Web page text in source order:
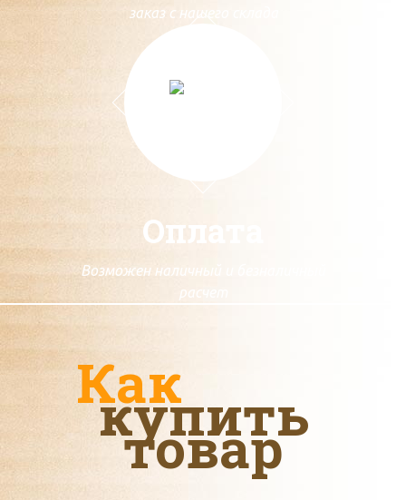
заказ с нашего склада
Оплата
Возможен наличный и безналичный
расчет
Как
купить
товар